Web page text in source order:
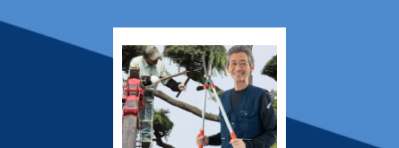
定・草刈りなどのお庭の
こと、造園・
定・草刈りなどのお庭の
こと、造園・